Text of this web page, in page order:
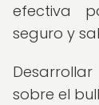
efectiva
seguro y
sobre el